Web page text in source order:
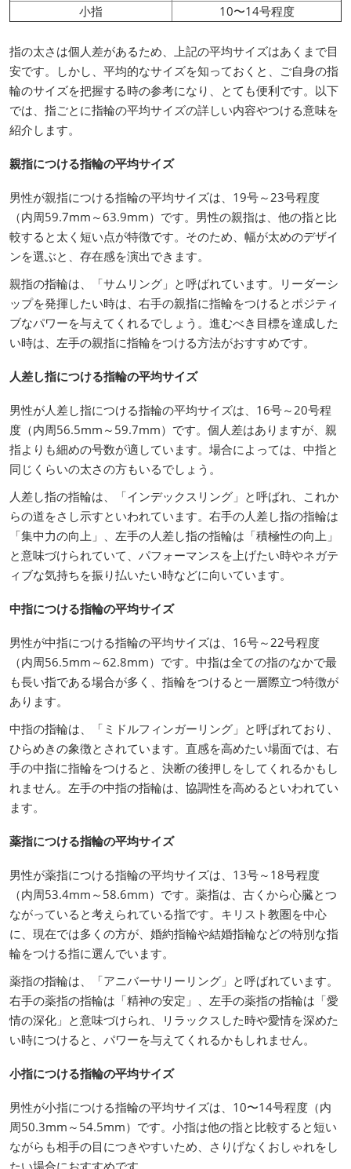
小指
10〜14号程度
指の太さは個人差があるため、上記の平均サイズはあくまで目
安です。しかし、平均的なサイズを知っておくと、ご自身の指
輪のサイズを把握する時の参考になり、とても便利です。以下
では、指ごとに指輪の平均サイズの詳しい内容やつける意味を
紹介します。
親指につける指輪の平均サイズ
男性が親指につける指輪の平均サイズは、19号～23号程度
（内周59.7mm～63.9mm）です。男性の親指は、他の指と比
較すると太く短い点が特徴です。そのため、幅が太めのデザイ
ンを選ぶと、存在感を演出できます。
親指の指輪は、「サムリング」と呼ばれています。リーダーシ
ップを発揮したい時は、右手の親指に指輪をつけるとポジティ
ブなパワーを与えてくれるでしょう。進むべき目標を達成した
い時は、左手の親指に指輪をつける方法がおすすめです。
人差し指につける指輪の平均サイズ
男性が人差し指につける指輪の平均サイズは、16号～20号程
度（内周56.5mm～59.7mm）です。個人差はありますが、親
指よりも細めの号数が適しています。場合によっては、中指と
同じくらいの太さの方もいるでしょう。
人差し指の指輪は、「インデックスリング」と呼ばれ、これか
らの道をさし示すといわれています。右手の人差し指の指輪は
「集中力の向上」、左手の人差し指の指輪は「積極性の向上」
と意味づけられていて、パフォーマンスを上げたい時やネガテ
ィブな気持ちを振り払いたい時などに向いています。
中指につける指輪の平均サイズ
男性が中指につける指輪の平均サイズは、16号～22号程度
（内周56.5mm～62.8mm）です。中指は全ての指のなかで最
も長い指である場合が多く、指輪をつけると一層際立つ特徴が
あります。
中指の指輪は、「ミドルフィンガーリング」と呼ばれており、
ひらめきの象徴とされています。直感を高めたい場面では、右
手の中指に指輪をつけると、決断の後押しをしてくれるかもし
れません。左手の中指の指輪は、協調性を高めるといわれてい
ます。
薬指につける指輪の平均サイズ
男性が薬指につける指輪の平均サイズは、13号～18号程度
（内周53.4mm～58.6mm）です。薬指は、古くから心臓とつ
ながっていると考えられている指です。キリスト教圏を中心
に、現在では多くの方が、婚約指輪や結婚指輪などの特別な指
輪をつける指に選んでいます。
薬指の指輪は、「アニバーサリーリング」と呼ばれています。
右手の薬指の指輪は「精神の安定」、左手の薬指の指輪は「愛
情の深化」と意味づけられ、リラックスした時や愛情を深めた
い時につけると、パワーを与えてくれるかもしれません。
小指につける指輪の平均サイズ
男性が小指につける指輪の平均サイズは、10〜14号程度（内
周50.3mm～54.5mm）です。小指は他の指と比較すると短い
ながらも相手の目につきやすいため、さりげなくおしゃれをし